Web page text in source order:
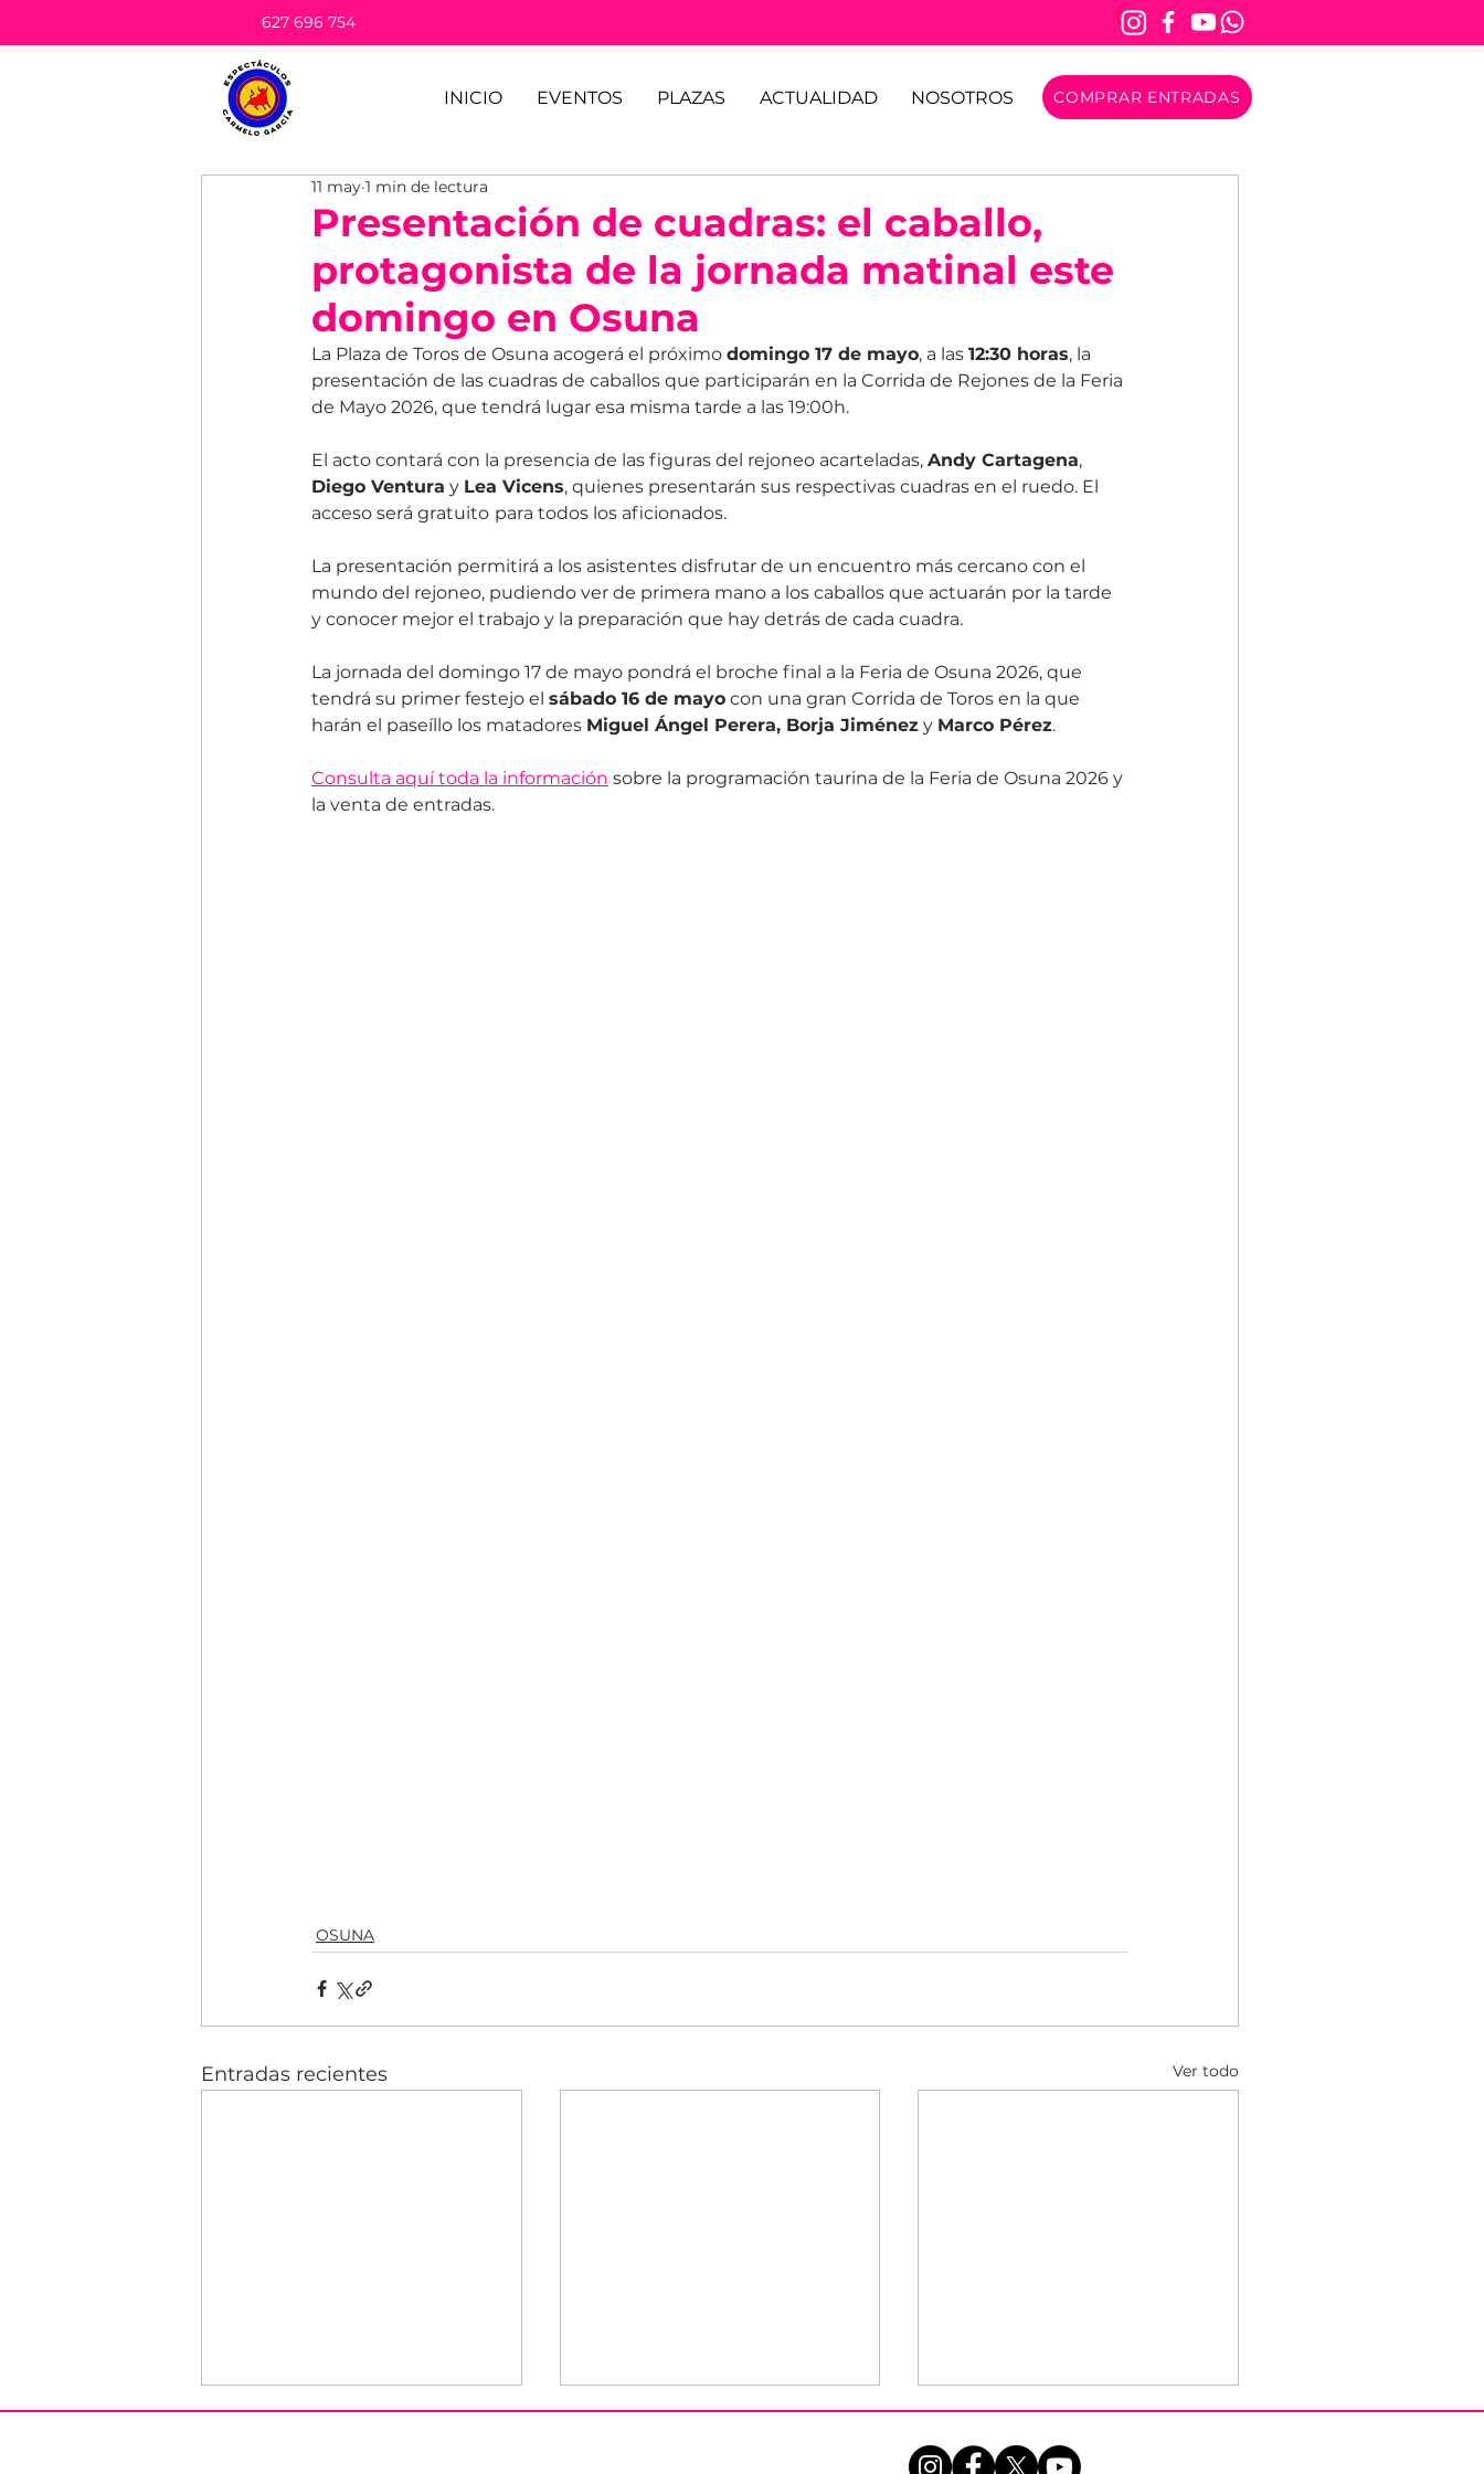
627 696 754
INICIO EVENTOS PLAZAS ACTUALIDAD NOSOTROS COMPRAR ENTRADAS
Presentación de cuadras: el caballo,
protagonista de la jornada matinal este
domingo en Osuna
11 may 1 min de lectura
La Plaza de Toros de Osuna acogerá el próximo domingo 17 de mayo, a las 12:30 horas, la
presentación de las cuadras de caballos que participarán en la Corrida de Rejones de la Feria
de Mayo 2026, que tendrá lugar esa misma tarde a las 19:00h.
El acto contará con la presencia de las figuras del rejoneo acarteladas, Andy Cartagena,
Diego Ventura y Lea Vicens, quienes presentarán sus respectivas cuadras en el ruedo. El
acceso será gratuito para todos los aficionados.
La presentación permitirá a los asistentes disfrutar de un encuentro más cercano con el
mundo del rejoneo, pudiendo ver de primera mano a los caballos que actuarán por la tarde
y conocer mejor el trabajo y la preparación que hay detrás de cada cuadra.
La jornada del domingo 17 de mayo pondrá el broche final a la Feria de Osuna 2026, que
tendrá su primer festejo el sábado 16 de mayo con una gran Corrida de Toros en la que
harán el paseíllo los matadores Miguel Ángel Perera, Borja Jiménez y Marco Pérez.
Consulta aquí toda la información sobre la programación taurina de la Feria de Osuna 2026 y
la venta de entradas.
OSUNA
Entradas recientes Ver todo